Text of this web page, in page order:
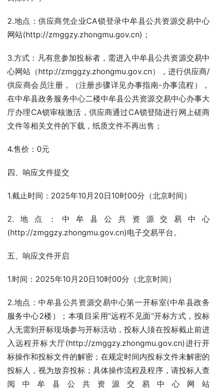
2.地点：供应商凭企业CA锁登录中牟县公共资源交易中心
网站(http://zmggzy.zhongmu.gov.cn)；
3.方式：凡有意参加投标者，需进入中牟县公共资源交易中
心网站（http://zmggzy.zhongmu.gov.cn），进行供应商/
供应商会员注册，（注册步骤详见办事指南-办事流程），
在中牟县政务服务中心二楼中牟县公共资源交易中心办事大
厅办理CA锁审核激活，供应商通过CA锁登陆进行网上磋商
文件等相关文件的下载，纸质文件不再出售；
4.售价：0元
四、响应文件提交
1.截止时间：2025年10月20日10时00分（北京时间）
2.地点：中牟县公共资源交易中心
(http://zmggzy.zhongmu.gov.cn)电子交易平台。
五、响应文件开启
1.时间：2025年10月20日10时00分（北京时间）
2.地点：中牟县公共资源交易中心第一开标室(中牟县政务
服务中心2楼）；本项目采用“远程不见面”开标方式，投标
人无需到开标现场参与开标活动，投标人须在投标截止前进
入远程开标大厅(http://zmggzy.zhongmu.gov.cn)进行开
标操作和投标文件的解密；在规定时间内投标文件未解密的
投标人，视为放弃投标；具体操作流程及程序，请投标人查
阅中牟县公共资源交易中心网站